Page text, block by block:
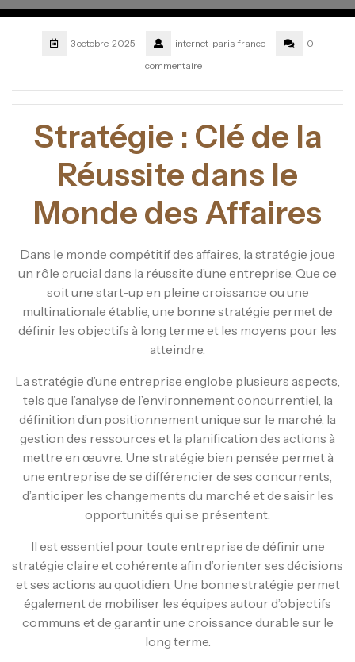
3 octobre, 2025 internet-paris-france
0
commentaire
Stratégie : Clé de la
Réussite dans le
Monde des Affaires
Dans le monde compétitif des affaires, la stratégie joue
un rôle crucial dans la réussite d’une entreprise. Que ce
soit une start-up en pleine croissance ou une
multinationale établie, une bonne stratégie permet de
définir les objectifs à long terme et les moyens pour les
atteindre.
La stratégie d’une entreprise englobe plusieurs aspects,
tels que l’analyse de l’environnement concurrentiel, la
définition d’un positionnement unique sur le marché, la
gestion des ressources et la planification des actions à
mettre en œuvre. Une stratégie bien pensée permet à
une entreprise de se différencier de ses concurrents,
d’anticiper les changements du marché et de saisir les
opportunités qui se présentent.
Il est essentiel pour toute entreprise de définir une
stratégie claire et cohérente afin d’orienter ses décisions
et ses actions au quotidien. Une bonne stratégie permet
également de mobiliser les équipes autour d’objectifs
communs et de garantir une croissance durable sur le
long terme.